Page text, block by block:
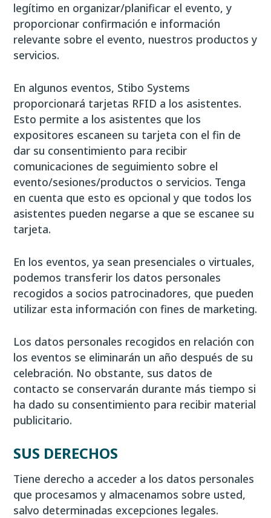
legítimo en organizar/planificar el evento, y
proporcionar confirmación e información
relevante sobre el evento, nuestros productos y
servicios.
En algunos eventos, Stibo Systems
proporcionará tarjetas RFID a los asistentes.
Esto permite a los asistentes que los
expositores escaneen su tarjeta con el fin de
dar su consentimiento para recibir
comunicaciones de seguimiento sobre el
evento/sesiones/productos o servicios. Tenga
en cuenta que esto es opcional y que todos los
asistentes pueden negarse a que se escanee su
tarjeta.
En los eventos, ya sean presenciales o virtuales,
podemos transferir los datos personales
recogidos a socios patrocinadores, que pueden
utilizar esta información con fines de marketing.
Los datos personales recogidos en relación con
los eventos se eliminarán un año después de su
celebración. No obstante, sus datos de
contacto se conservarán durante más tiempo si
ha dado su consentimiento para recibir material
publicitario.
SUS DERECHOS
Tiene derecho a acceder a los datos personales
que procesamos y almacenamos sobre usted,
salvo determinadas excepciones legales.